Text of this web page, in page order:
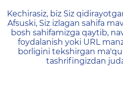
404 —
Kechirasiz, biz Siz
Afsuski, Siz izlagan sahifa
bosh sahifamizga qaytib,
foydalanish yoki URL
borligini tekshirgan
tashrifingizdan